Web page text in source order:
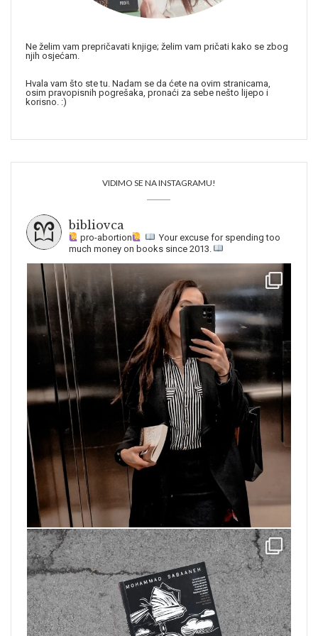
Ne želim vam prepričavati knjige; želim vam pričati kako se zbog
njih osjećam.
Hvala vam što ste tu. Nadam se da ćete na ovim stranicama,
osim pravopisnih pogrešaka, pronaći za sebe nešto lijepo i
korisno. :)
VIDIMO SE NA INSTAGRAMU!
bibliovca
pro-abortion
Your excuse for spending too
much money on books since 2013.